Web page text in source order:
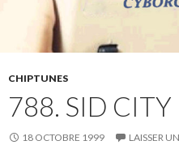
CHIPTUNES
788. SID CITY
18 OCTOBRE 1999 LAISSER